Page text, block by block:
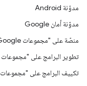
مدوّنة Android
مدوّنة أمان Google
منصّة على "مجموعات Google"
تطوير البرامج على "مجموعات Google"
تكييف البرامج على "مجموعات Google"